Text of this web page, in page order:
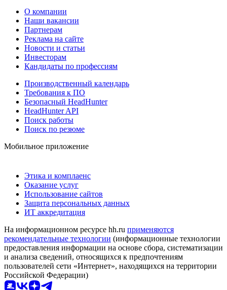
О компании
Наши вакансии
Партнерам
Реклама на сайте
Новости и статьи
Инвесторам
Кандидаты по профессиям
Производственный календарь
Требования к ПО
Безопасный HeadHunter
HeadHunter API
Поиск работы
Поиск по резюме
Мобильное приложение
Этика и комплаенс
Оказание услуг
Использование сайтов
Защита персональных данных
ИТ аккредитация
На информационном ресурсе hh.ru применяются
рекомендательные технологии (информационные технологии
предоставления информации на основе сбора, систематизации
и анализа сведений, относящихся к предпочтениям
пользователей сети «Интернет», находящихся на территории
Российской Федерации)